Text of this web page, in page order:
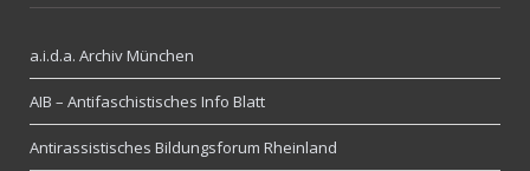
a.i.d.a. Archiv München
AIB – Antifaschistisches Info Blatt
Antirassistisches Bildungsforum Rheinland